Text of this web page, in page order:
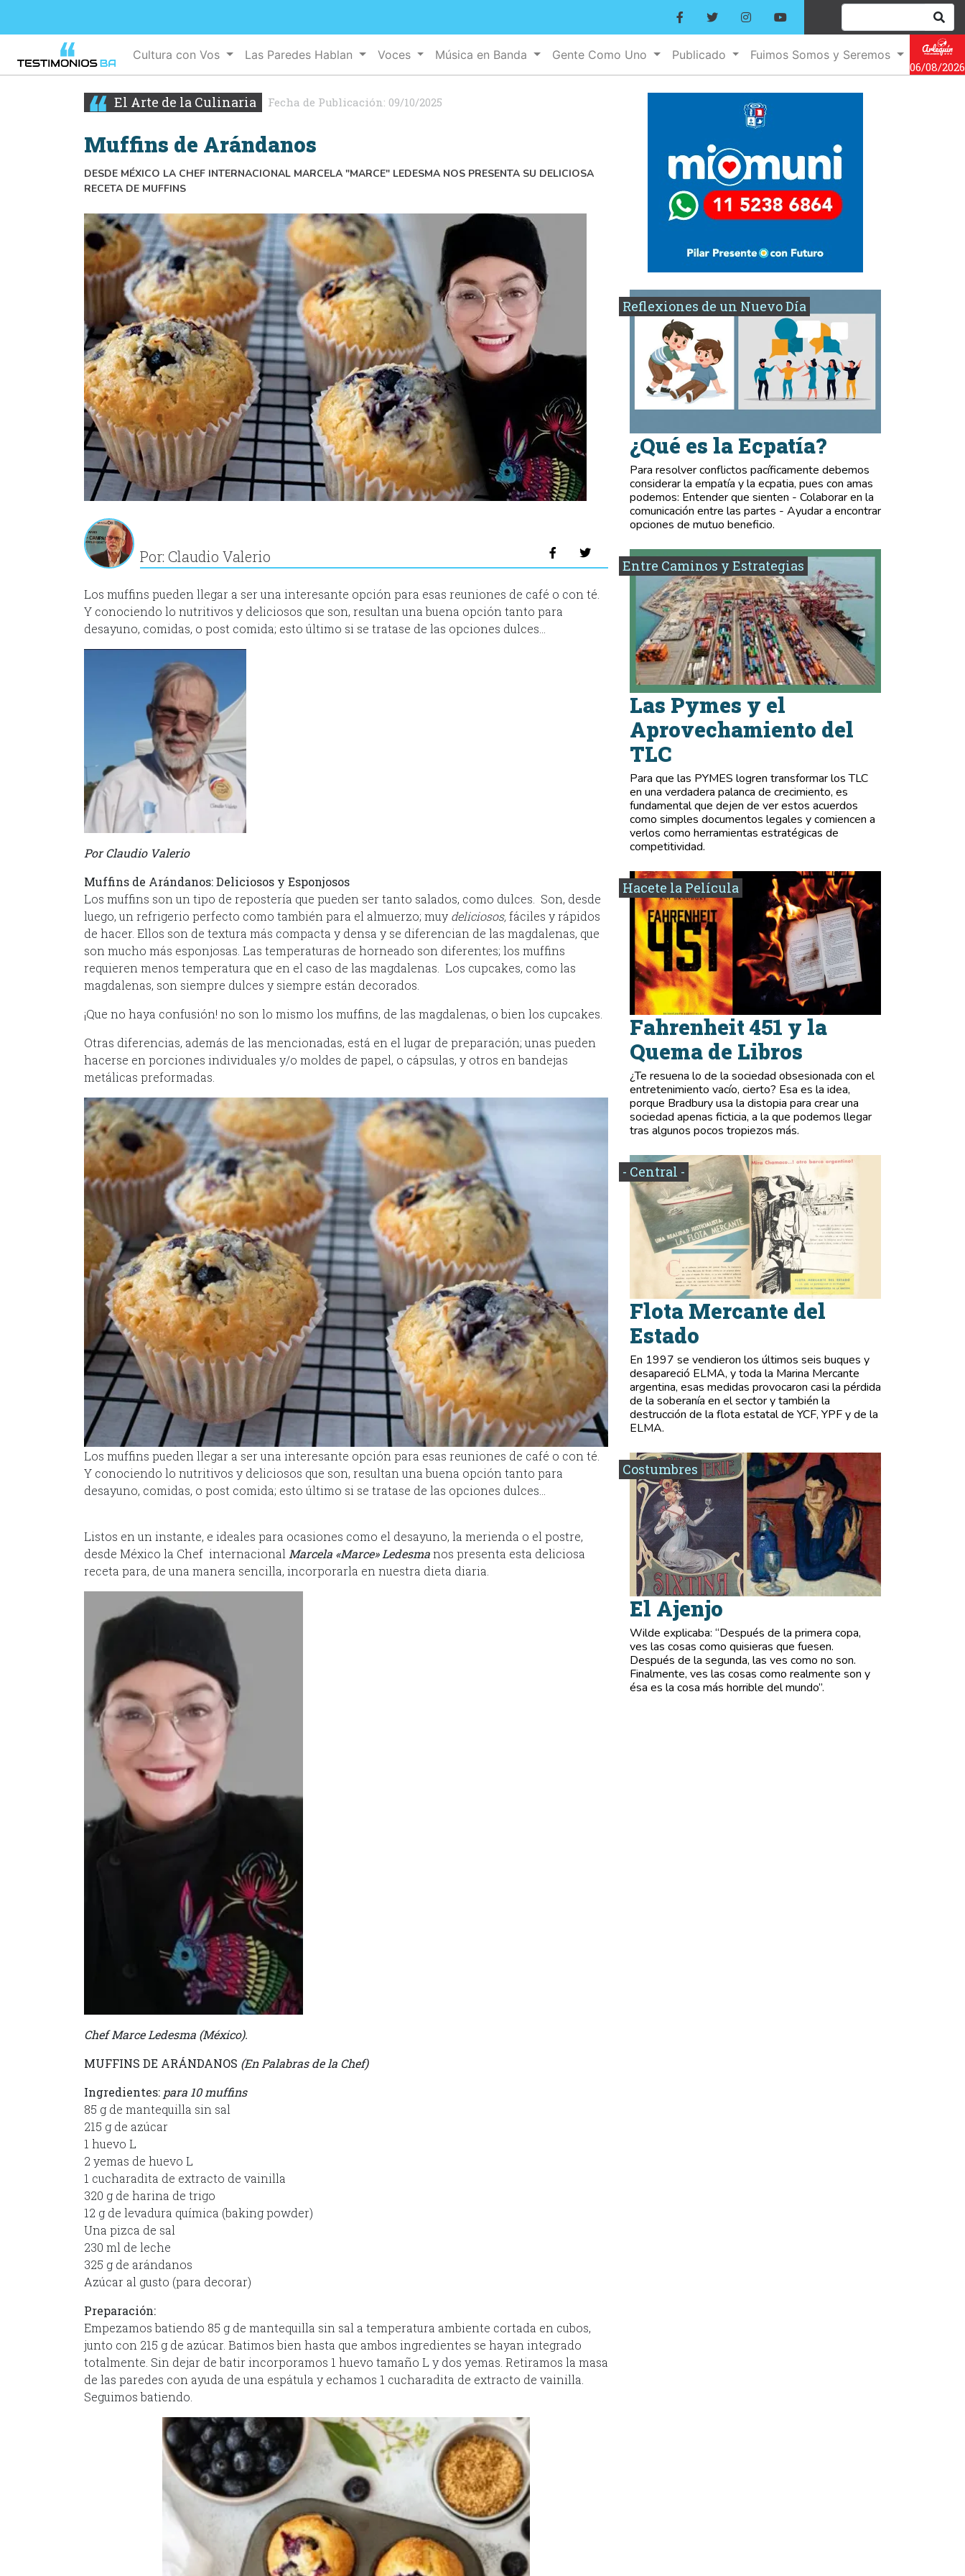
Cultura con Vos Las Paredes Hablan Voces Música en Banda Gente Como Uno Publicado
Fuimos Somos y Seremos
06/08/2026
El Arte de la Culinaria Fecha de Publicación: 09/10/2025
Muffins de Arándanos
DESDE MÉXICO LA CHEF INTERNACIONAL MARCELA "MARCE" LEDESMA NOS PRESENTA SU DELICIOSA
RECETA DE MUFFINS
Por: Claudio Valerio
Los muffins pueden llegar a ser una interesante opción para esas reuniones de café o con té.
Y conociendo lo nutritivos y deliciosos que son, resultan una buena opción tanto para
desayuno, comidas, o post comida; esto último si se tratase de las opciones dulces…
Por Claudio Valerio
Muffins de Arándanos: Deliciosos y Esponjosos
Los muffins son un tipo de repostería que pueden ser tanto salados, como dulces. Son, desde
luego, un refrigerio perfecto como también para el almuerzo; muy deliciosos,fáciles y rápidos
de hacer. Ellos son de textura más compacta y densa y se diferencian de las magdalenas, que
son mucho más esponjosas. Las temperaturas de horneado son diferentes; los muffins
requieren menos temperatura que en el caso de las magdalenas. Los cupcakes, como las
magdalenas, son siempre dulces y siempre están decorados.
¡Que no haya confusión! no son lo mismo los muffins, de las magdalenas, o bien los cupcakes.
Otras diferencias, además de las mencionadas, está en el lugar de preparación; unas pueden
hacerse en porciones individuales y/o moldes de papel, o cápsulas, y otros en bandejas
metálicas preformadas.
Los muffins pueden llegar a ser una interesante opción para esas reuniones de café o con té.
Y conociendo lo nutritivos y deliciosos que son, resultan una buena opción tanto para
desayuno, comidas, o post comida; esto último si se tratase de las opciones dulces…
Listos en un instante, e ideales para ocasiones como el desayuno, la merienda o el postre,
desde México la Chef internacional Marcela «Marce» Ledesmanos presenta esta deliciosa
receta para, de una manera sencilla, incorporarla en nuestra dieta diaria.
Chef Marce Ledesma (México).
MUFFINS DE ARÁNDANOS (En Palabras de la Chef)
Ingredientes: para 10 muffins
85 g de mantequilla sin sal
215 g de azúcar
1 huevo L
2 yemas de huevo L
1 cucharadita de extracto de vainilla
320 g de harina de trigo
12 g de levadura química (baking powder)
Una pizca de sal
230 ml de leche
325 g de arándanos
Azúcar al gusto (para decorar)
Preparación:
Empezamos batiendo 85 g de mantequilla sin sal a temperatura ambiente cortada en cubos,
junto con 215 g de azúcar. Batimos bien hasta que ambos ingredientes se hayan integrado
totalmente. Sin dejar de batir incorporamos 1 huevo tamaño L y dos yemas. Retiramos la masa
de las paredes con ayuda de una espátula y echamos 1 cucharadita de extracto de vainilla.
Seguimos batiendo.
Reflexiones de un Nuevo Día
¿Qué es la Ecpatía?
Para resolver conflictos pacíficamente debemos
considerar la empatía y la ecpatia, pues con amas
podemos: Entender que sienten - Colaborar en la
comunicación entre las partes - Ayudar a encontrar
opciones de mutuo beneficio.
Entre Caminos y Estrategias
Las Pymes y el
Aprovechamiento del
TLC
Para que las PYMES logren transformar los TLC
en una verdadera palanca de crecimiento, es
fundamental que dejen de ver estos acuerdos
como simples documentos legales y comiencen a
verlos como herramientas estratégicas de
competitividad.
Hacete la Película
Fahrenheit 451 y la
Quema de Libros
¿Te resuena lo de la sociedad obsesionada con el
entretenimiento vacío, cierto? Esa es la idea,
porque Bradbury usa la distopia para crear una
sociedad apenas ficticia, a la que podemos llegar
tras algunos pocos tropiezos más.
- Central -
Flota Mercante del
Estado
En 1997 se vendieron los últimos seis buques y
desapareció ELMA, y toda la Marina Mercante
argentina, esas medidas provocaron casi la pérdida
de la soberanía en el sector y también la
destrucción de la flota estatal de YCF, YPF y de la
ELMA.
Costumbres
El Ajenjo
Wilde explicaba: “Después de la primera copa,
ves las cosas como quisieras que fuesen.
Después de la segunda, las ves como no son.
Finalmente, ves las cosas como realmente son y
ésa es la cosa más horrible del mundo”.